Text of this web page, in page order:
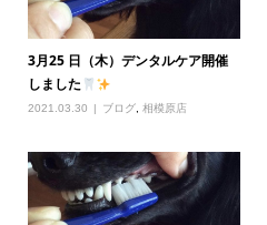
3月25 日（木）デンタルケア開催
しました
2021.03.30 ブログ, 相模原店